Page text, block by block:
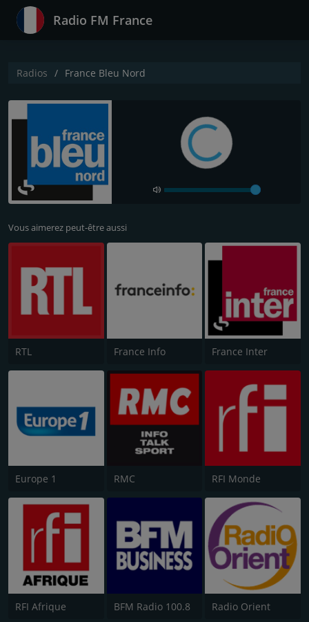
Radio FM France
Radios France Bleu Nord
Vous aimerez peut-être aussi
RTL France Info France Inter
Europe 1 RMC RFI Monde
RFI Afrique BFM Radio 100.8 Radio Orient